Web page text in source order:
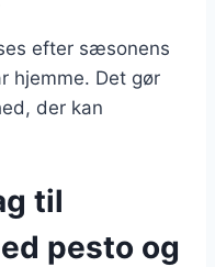
efter sæsonens
hjemme. Det gør
der kan
til
pesto og